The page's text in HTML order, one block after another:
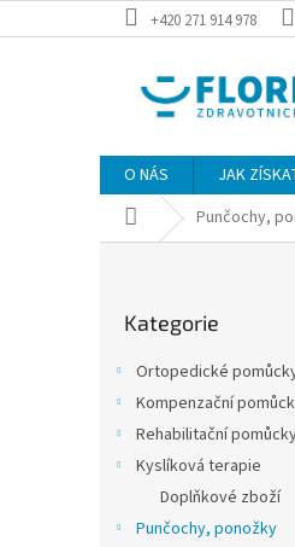
na
+420 271 914 978
O NÁS JAK
Domů Punčochy,
kategorie
Kategorie
Ortopedické
Kompenzační
Rehabilitační
Kyslíková terapie
Doplňkové zboží
Punčochy, ponožky